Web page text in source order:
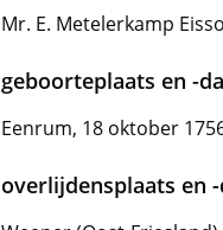
Mr. E. Metelerkamp Eisso
geboorteplaats en -
Eenrum, 18 oktober
overlijdensplaats en